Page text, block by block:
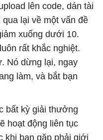
lên code, dán tài
lại về một vấn đề
xuống dưới 10.
rất khắc nghiệt.
Nó dừng lại, ngay
làm, và bắt bạn
bất kỳ giải thưởng
hoạt động liên tục
khi bạn gặp phải giới